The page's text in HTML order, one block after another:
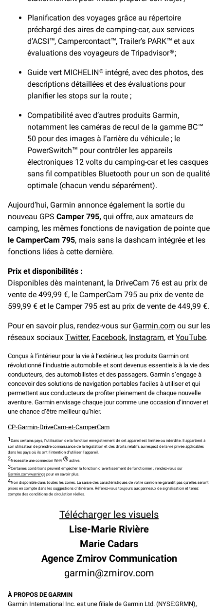
Planification des voyages grâce au répertoire
préchargé des aires de camping-car, aux services
d’ACSI™, Campercontact™, Trailer’s PARK™ et aux
évaluations des voyageurs de Tripadvisor® ;
Guide vert MICHELIN ® intégré, avec des photos, des
descriptions détaillées et des évaluations pour
planifier les stops sur la route ;
Compatibilité avec d’autres produits Garmin,
notamment les caméras de recul de la gamme BC™
50 pour des images à l’arrière du véhicule ; le
PowerSwitch™ pour contrôler les appareils
électroniques 12 volts du camping-car et les casques
sans fil compatibles Bluetooth pour un son de qualité
optimale (chacun vendu séparément).
Aujourd’hui, Garmin annonce également la sortie du
nouveau GPS Camper 795, qui offre, aux amateurs de
camping, les mêmes fonctions de navigation de pointe que
le CamperCam 795, mais sans la dashcam intégrée et les
fonctions liées à cette dernière.
Prix et disponibilités :
Disponibles dès maintenant, la DriveCam 76 est au prix de
vente de 499,99 €, le CamperCam 795 au prix de vente de
599,99 € et le Camper 795 est au prix de vente de 449,99 €.
Pour en savoir plus, rendez-vous sur Garmin.com ou sur les
réseaux sociaux Twitter, Facebook, Instagram, et YouTube.
Conçus à l’intérieur pour la vie à l’extérieur, les produits Garmin ont
révolutionné l’industrie automobile et sont devenus essentiels à la vie des
conducteurs, des automobilistes et des passagers. Garmin s’engage à
concevoir des solutions de navigation portables faciles à utiliser et qui
permettent aux conducteurs de profiter pleinement de chaque nouvelle
aventure. Garmin envisage chaque jour comme une occasion d’innover et
une chance d’être meilleur qu’hier.
CP-Garmin-DriveCam-et-CamperCam
1 Dans certains pays, l’utilisation de la fonction enregistrement de cet appareil est limitée ou interdite. Il appartient à
son utilisateur de prendre connaissance de la législation et des droits relatifs au respect de la vie privée applicables
dans les pays où ils ont l’intention d’utiliser l’appareil.
2Nécessite une connexion Wi-Fi ® active.
3Certaines conditions peuvent empêcher la fonction d’avertissement de fonctionner ; rendez-vous sur
Garmin.com/warnings pour en savoir plus.
4Non disponible dans toutes les zones. La saisie des caractéristiques de votre camion ne garantit pas qu’elles seront
prises en compte dans les suggestions d’itinéraire. Référez-vous toujours aux panneaux de signalisation et tenez
compte des conditions de circulation réelles.
Télécharger les visuels
Lise-Marie Rivière
Marie Cadars
Agence Zmirov Communication
garmin@zmirov.com
À PROPOS DE GARMIN
Garmin International Inc. est une filiale de Garmin Ltd. (NYSE:GRMN),